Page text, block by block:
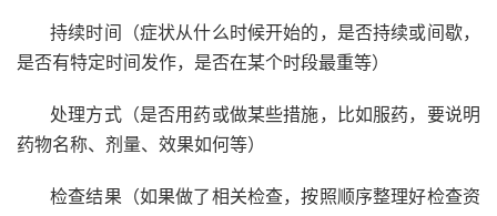
持续时间（症状从什么时候开始的，是否持续或间歇，
是否有特定时间发作，是否在某个时段最重等）
处理方式（是否用药或做某些措施，比如服药，要说明
药物名称、剂量、效果如何等）
检查结果（如果做了相关检查，按照顺序整理好检查资